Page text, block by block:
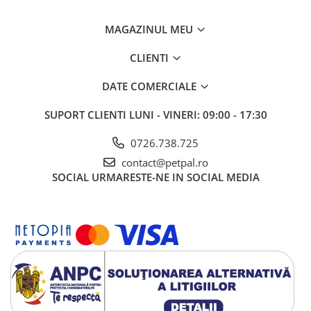
MAGAZINUL MEU
CLIENTI
DATE COMERCIALE
SUPORT CLIENTI LUNI - VINERI: 09:00 - 17:30
0726.738.725
contact@petpal.ro
SOCIAL URMARESTE-NE IN SOCIAL MEDIA